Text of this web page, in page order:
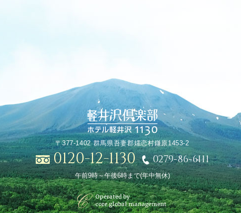
〒377-1402 群馬県吾妻郡嬬恋村鎌原1453-2
0120-12-1130 0279-86-6111
午前9時～午後6時まで(年中無休)